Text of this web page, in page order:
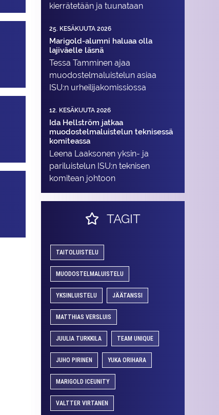
kierrätetään ja tuunataan
25. KESÄKUUTA 2026
Marigold-alumni haluaa olla
lajiväelle läsnä
Tessa Tamminen ajaa
muodostelma­luistelun asiaa
ISU:n urheilija­komissiossa
12. KESÄKUUTA 2026
Ida Hellström jatkaa
muodostelmaluistelun teknisessä
komiteassa
Leena Laaksonen yksin- ja
pariluistelun ISU:n teknisen
komitean johtoon
TAGIT
TAITOLUISTELU
MUODOSTELMALUISTELU
YKSINLUISTELU JÄÄTANSSI
MATTHIAS VERSLUIS
JUULIA TURKKILA TEAM UNIQUE
JUHO PIRINEN YUKA ORIHARA
MARIGOLD ICEUNITY
VALTTER VIRTANEN